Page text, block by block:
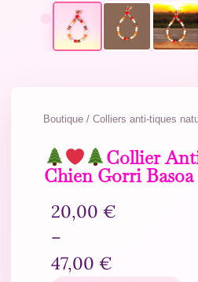
Boutique / Colliers anti-tiques
Collier
Chien Gorri Basoa
20,00 €
–
47,00 €